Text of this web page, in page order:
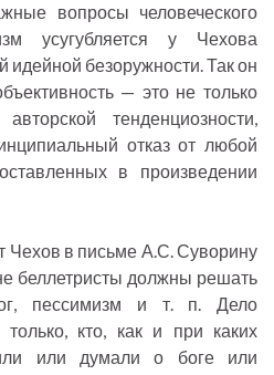
вопросы человеческого
усугубляется у Чехова
безоружности. Так он
— это не только
тенденциозности,
отказ от любой
в произведении
Чехов в письме А.С. Суворину
беллетристы должны решать
пессимизм и т. п. Дело
только, кто, как и при каких
или думали о боге или